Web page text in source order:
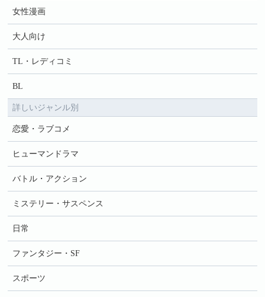
女性漫画
大人向け
TL・レディコミ
BL
詳しいジャンル別
恋愛・ラブコメ
ヒューマンドラマ
バトル・アクション
ミステリー・サスペンス
日常
ファンタジー・SF
スポーツ